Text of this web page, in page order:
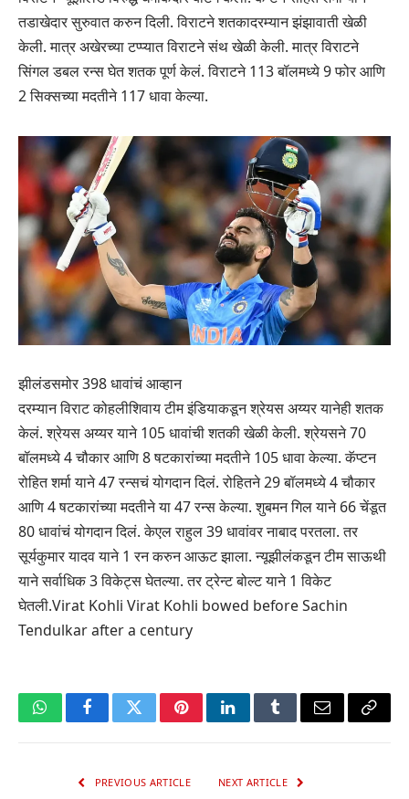
तडाखेदार सुरुवात करुन दिली. विराटने शतकादरम्यान झंझावाती खेळी
केली. मात्र अखेरच्या टप्प्यात विराटने संथ खेळी केली. मात्र विराटने
सिंगल डबल रन्स घेत शतक पूर्ण केलं. विराटने 113 बॉलमध्ये 9 फोर आणि
2 सिक्सच्या मदतीने 117 धावा केल्या.
झीलंडसमोर 398 धावांचं आव्हान
दरम्यान विराट कोहलीशिवाय टीम इंडियाकडून श्रेयस अय्यर यानेही शतक
केलं. श्रेयस अय्यर याने 105 धावांची शतकी खेळी केली. श्रेयसने 70
बॉलमध्ये 4 चौकार आणि 8 षटकारांच्या मदतीने 105 धावा केल्या. कॅप्टन
रोहित शर्मा याने 47 रन्सचं योगदान दिलं. रोहितने 29 बॉलमध्ये 4 चौकार
आणि 4 षटकारांच्या मदतीने या 47 रन्स केल्या. शुबमन गिल याने 66 चेंडूत
80 धावांचं योगदान दिलं. केएल राहुल 39 धावांवर नाबाद परतला. तर
सूर्यकुमार यादव याने 1 रन करुन आऊट झाला. न्यूझीलंकडून टीम साऊथी
याने सर्वाधिक 3 विकेट्स घेतल्या. तर ट्रेन्ट बोल्ट याने 1 विकेट
घेतली.Virat Kohli Virat Kohli bowed before Sachin
Tendulkar after a century
WhatsAppFacebookTwitterPinterestLinkedInTumblrEmail Copy
PREVIOUS ARTICLE NEXT ARTICLE